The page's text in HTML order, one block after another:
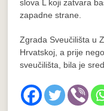
slova L koji zatvara
zapadne strane.
Zgrada Sveučilišta u
Hrvatskoj, a prije
sveučilišta, bila je